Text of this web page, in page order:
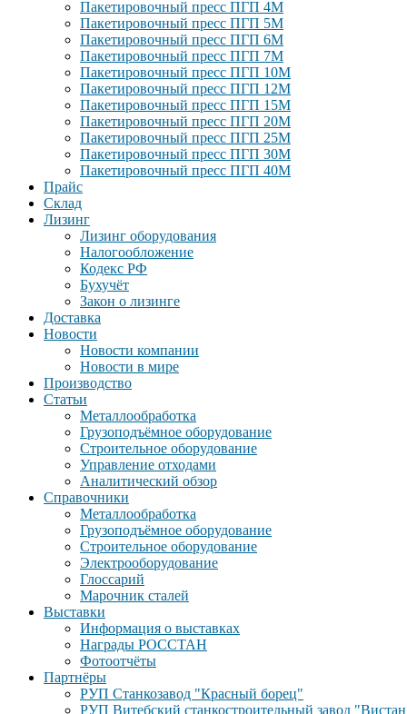
Пакетировочный пресс ПГП 4М
Пакетировочный пресс ПГП 5М
Пакетировочный пресс ПГП 6М
Пакетировочный пресс ПГП 7М
Пакетировочный пресс ПГП 10М
Пакетировочный пресс ПГП 12М
Пакетировочный пресс ПГП 15М
Пакетировочный пресс ПГП 20М
Пакетировочный пресс ПГП 25М
Пакетировочный пресс ПГП 30М
Пакетировочный пресс ПГП 40М
Прайс
Склад
Лизинг
Лизинг оборудования
Налогообложение
Кодекс РФ
Бухучёт
Закон о лизинге
Доставка
Новости
Новости компании
Новости в мире
Производство
Статьи
Металлообработка
Грузоподъёмное оборудование
Строительное оборудование
Управление отходами
Аналитический обзор
Справочники
Металлообработка
Грузоподъёмное оборудование
Строительное оборудование
Электрооборудование
Глоссарий
Марочник сталей
Выставки
Информация о выставках
Награды РОССТАН
Фотоотчёты
Партнёры
РУП Станкозавод "Красный борец"
РУП Витебский станкостроительный завод